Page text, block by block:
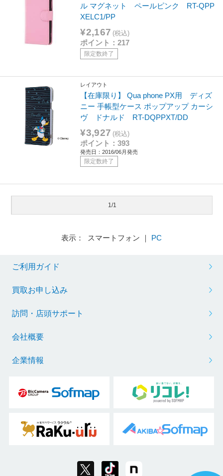
ル マグネット ペールピンク RT-QPP
XELC1/PP
¥2,167 (税込)
ポイント：217
限定数終了
レイアウト
【在庫限り】 Qua phone PX用 ディズ
ニー 手帳型ケース ポップアップ カーシ
ヴ ドナルド RT-DQPPXT/DD
¥3,927 (税込)
ポイント：393
発売日：2016/06月発売
限定数終了
1/1
表示： スマートフォン ｜ PC
ご利用ガイド
買取お申し込み
訪問・店頭サポート
会社概要
企業情報